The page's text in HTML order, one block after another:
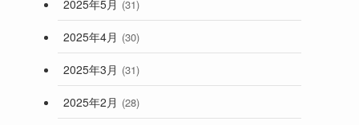
2025年5月 (31)
2025年4月 (30)
2025年3月 (31)
2025年2月 (28)